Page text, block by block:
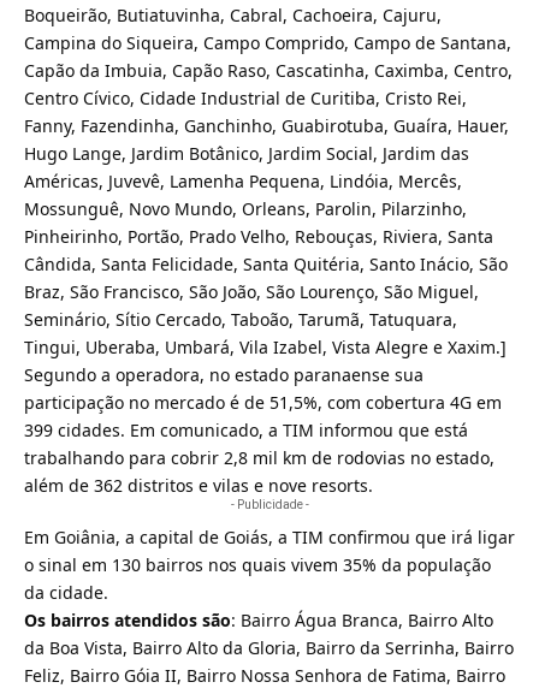
Boqueirão, Butiatuvinha, Cabral, Cachoeira, Cajuru,
Campina do Siqueira, Campo Comprido, Campo de Santana,
Capão da Imbuia, Capão Raso, Cascatinha, Caximba, Centro,
Centro Cívico, Cidade Industrial de Curitiba, Cristo Rei,
Fanny, Fazendinha, Ganchinho, Guabirotuba, Guaíra, Hauer,
Hugo Lange, Jardim Botânico, Jardim Social, Jardim das
Américas, Juvevê, Lamenha Pequena, Lindóia, Mercês,
Mossunguê, Novo Mundo, Orleans, Parolin, Pilarzinho,
Pinheirinho, Portão, Prado Velho, Rebouças, Riviera, Santa
Cândida, Santa Felicidade, Santa Quitéria, Santo Inácio, São
Braz, São Francisco, São João, São Lourenço, São Miguel,
Seminário, Sítio Cercado, Taboão, Tarumã, Tatuquara,
Tingui, Uberaba, Umbará, Vila Izabel, Vista Alegre e Xaxim.]
Segundo a operadora, no estado paranaense sua
participação no mercado é de 51,5%, com cobertura 4G em
399 cidades. Em comunicado, a TIM informou que está
trabalhando para cobrir 2,8 mil km de rodovias no estado,
além de 362 distritos e vilas e nove resorts.
- Publicidade -
Em Goiânia, a capital de Goiás, a TIM confirmou que irá ligar
o sinal em 130 bairros nos quais vivem 35% da população
da cidade.
Os bairros atendidos são: Bairro Água Branca, Bairro Alto
da Boa Vista, Bairro Alto da Gloria, Bairro da Serrinha, Bairro
Feliz, Bairro Góia II, Bairro Nossa Senhora de Fatima, Bairro